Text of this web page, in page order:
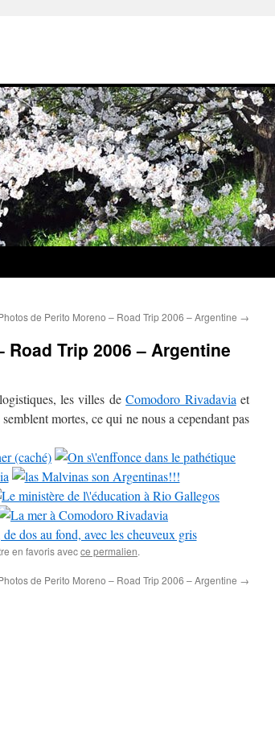
de Perito Moreno – Road Trip 2006 – Argentine →
Trip 2006 – Argentine
les villes deComodoro Rivadavia et
mortes, ce qui ne nous a cependant pas
en favoris avecce permalien.
de Perito Moreno – Road Trip 2006 – Argentine →